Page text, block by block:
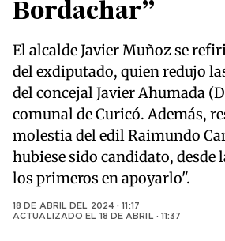
Bordachar”
El alcalde Javier Muñoz se
del exdiputado, quien redujo
del concejal Javier Ahumada
comunal de Curicó. Además,
molestia del edil Raimundo
hubiese sido candidato, desde
los primeros en apoyarlo".
18 DE ABRIL DEL 2024 · 11:17
ACTUALIZADO EL 18 DE ABRIL · 11:37